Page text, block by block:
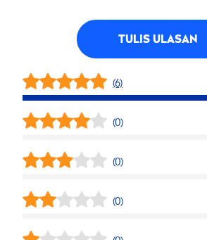
TULIS ULASAN
(6)
(0)
(0)
(0)